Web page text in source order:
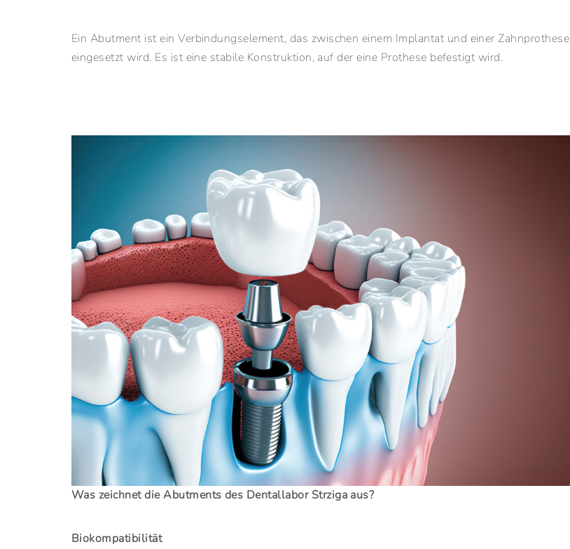
Ein Abutment ist ein Verbindungselement, das zwischen einem Implantat und einer Zahnprothese
eingesetzt wird. Es ist eine stabile Konstruktion, auf der eine Prothese befestigt wird.
Was zeichnet die Abutments des Dentallabor Strziga aus?
Biokompatibilität